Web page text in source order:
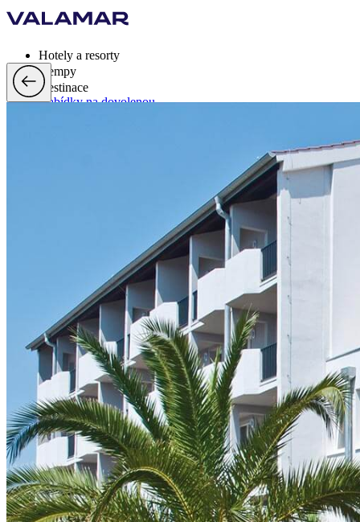
Hotely a resorty
Kempy
Destinace
Nabídky na dovolenou